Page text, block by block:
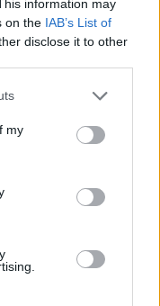
information may
on the IAB’s List of
disclose it to other
one or more Google
You may click to
third-party tags to
in below Google
my
Όταν σταμάτησα
ποδόσφαιρο
εντάσεις